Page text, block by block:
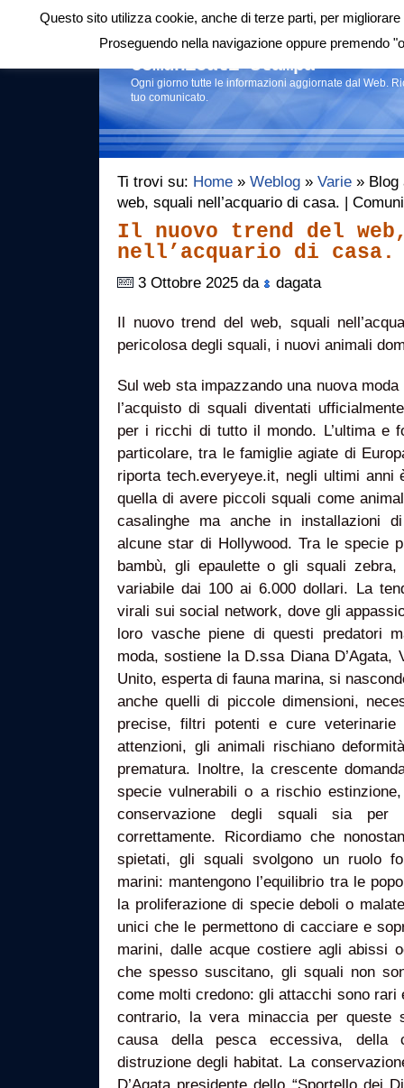
Login|RSS |
Comunicati stampa
Ogni giorno tutte le informazioni aggiornate dal Web.
tuo comunicato.
Ti trovi su: Home » Weblog » Varie » Blog
web, squali nell’acquario di casa. |
Il nuovo trend del
nell’acquario di casa.
3 Ottobre 2025 da dagata
Il nuovo trend del web, squali
pericolosa degli squali, i nuovi animali
Sul web sta impazzando una nuova
l’acquisto di squali diventati
per i ricchi di tutto il mondo. L’ultima e
particolare, tra le famiglie agiate di
riporta tech.everyeye.it, negli ultimi anni
quella di avere piccoli squali come
casalinghe ma anche in installazioni
alcune star di Hollywood. Tra le specie
bambù, gli epaulette o gli squali
variabile dai 100 ai 6.000 dollari. La
virali sui social network, dove gli
loro vasche piene di questi predatori
moda, sostiene la D.ssa Diana D’Agata,
Unito, esperta di fauna marina, si
anche quelli di piccole dimensioni,
precise, filtri potenti e cure veterinarie
attenzioni, gli animali rischiano
prematura. Inoltre, la crescente
specie vulnerabili o a rischio
conservazione degli squali sia
correttamente. Ricordiamo che
spietati, gli squali svolgono un ruolo
marini: mantengono l’equilibrio tra le
la proliferazione di specie deboli o
unici che le permettono di cacciare e
marini, dalle acque costiere agli abissi
che spesso suscitano, gli squali non
come molti credono: gli attacchi sono rari
contrario, la vera minaccia per queste
causa della pesca eccessiva, della
distruzione degli habitat. La
Questo sito utilizza cookie, anche di terze parti, per
Proseguendo nella navigazione oppure premendo